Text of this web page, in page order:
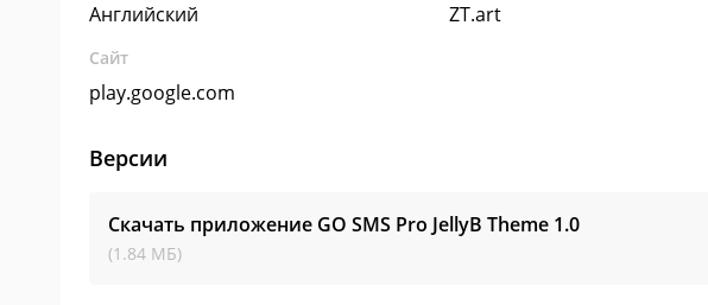
Английский ZT.art
Сайт
play.google.com
Версии
Скачать приложение GO SMS Pro JellyB Theme 1.0
(1.84 МБ)